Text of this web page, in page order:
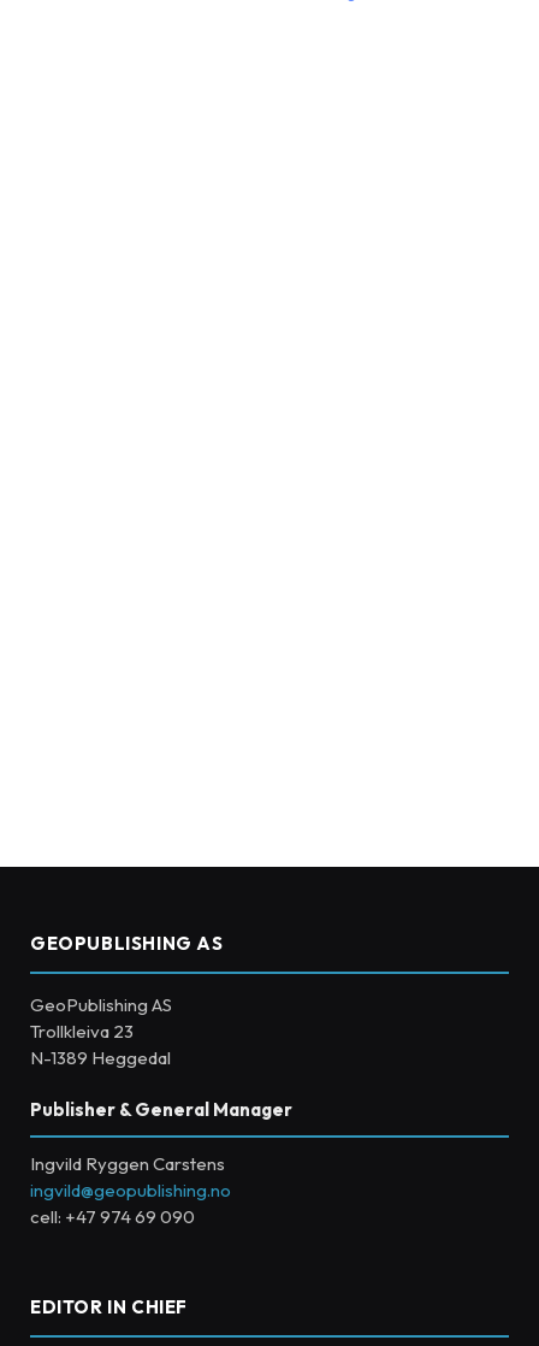
GEOPUBLISHING AS
GeoPublishing AS
Trollkleiva 23
N-1389 Heggedal
Publisher & General Manager
Ingvild Ryggen Carstens
ingvild@geopublishing.no
cell: +47 974 69 090
EDITOR IN CHIEF